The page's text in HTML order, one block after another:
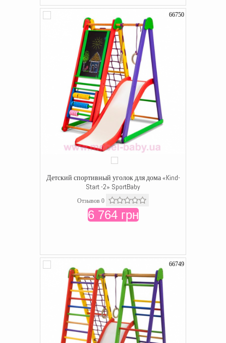
66750
Детский спортивный уголок для дома «Kind-
Start -2» SportBaby
Отзывов 0
6 764 грн
66749